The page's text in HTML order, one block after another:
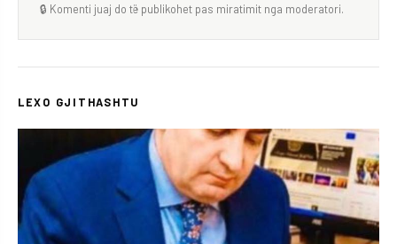
🔒 Komenti juaj do të publikohet pas miratimit nga moderatori.
LEXO GJITHASHTU